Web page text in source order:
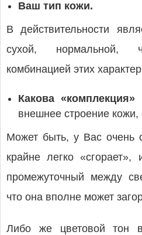
Ваш тип кожи.
В действительности
сухой, нормальной,
комбинацией этих
Какова
внешнее строение
Может быть, у Вас очень
крайне легко
промежуточный между
что она вполне может
Либо же цветовой тон